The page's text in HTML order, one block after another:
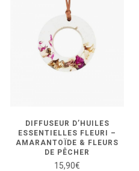
DIFFUSEUR D’HUILES
ESSENTIELLES FLEURI –
AMARANTOÏDE & FLEURS
DE PÊCHER
15,90€